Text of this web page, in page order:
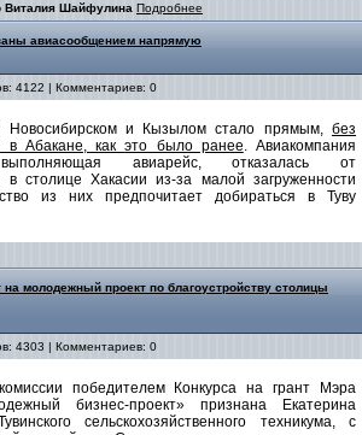
Виталия Шайфулина Подробнее
авиасообщением напрямую
4122 | Комментариев: 0
Новосибирском и Кызылом стало прямым, без
в Абакане, как это было ранее. Авиакомпания
выполняющая авиарейс, отказалась от
в столице Хакасии из-за малой загруженности
из них предпочитает добираться в Туву
молодежный проект по благоустройству столицы
4303 | Комментариев: 0
победителем Конкурса на грант Мэра
бизнес-проект» признана Екатерина
сельскохозяйственного техникума, с